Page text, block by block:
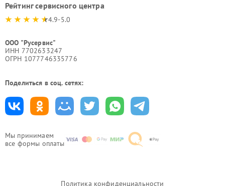
Мы принимаем
все формы оплаты
Рейтинг сервисного центра
4.9-5.0
ООО "Русервис"
ИНН 7702633247
ОГРН 1077746335776
Поделиться в соц. сетях:
Политика конфиденциальности